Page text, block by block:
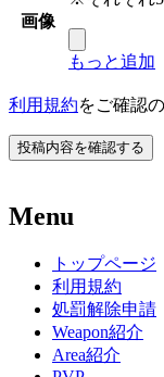
画像
もっと追加
利用規約をご確認
Menu
トップページ
利用規約
処罰解除申請
Weapon紹介
Area紹介